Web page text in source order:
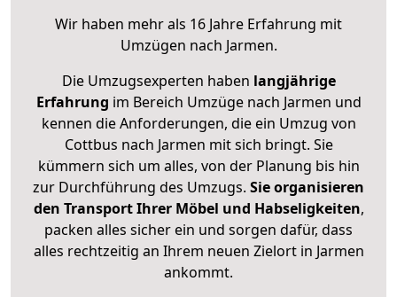
Wir haben mehr als 16 Jahre Erfahrung mit
Umzügen nach Jarmen.
Die Umzugsexperten haben langjährige
Erfahrung im Bereich Umzüge nach Jarmen und
kennen die Anforderungen, die ein Umzug von
Cottbus nach Jarmen mit sich bringt. Sie
kümmern sich um alles, von der Planung bis hin
zur Durchführung des Umzugs. Sie organisieren
den Transport Ihrer Möbel und Habseligkeiten,
packen alles sicher ein und sorgen dafür, dass
alles rechtzeitig an Ihrem neuen Zielort in Jarmen
ankommt.